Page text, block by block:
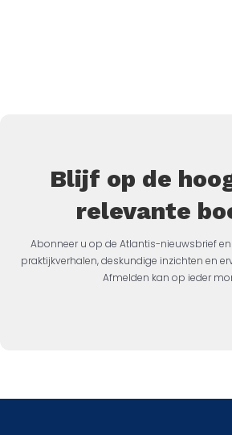
Blijf op de
relevante
Abonneer u op de Atlantis-nieuwsbrief
praktijkverhalen, deskundige inzichten en
Afmelden kan op ieder